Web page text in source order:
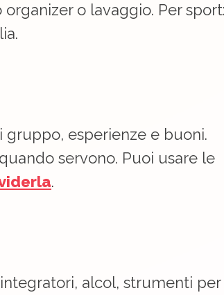
o lavaggio. Per
esperienze e buoni.
servono. Puoi usare le
.
alcol, strumenti per